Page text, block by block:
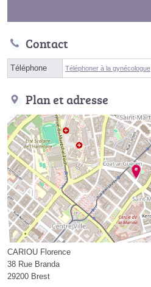
Contact
Téléphone Téléphoner à la gynécologue
Plan et adresse
CARIOU Florence
38 Rue Branda
29200 Brest